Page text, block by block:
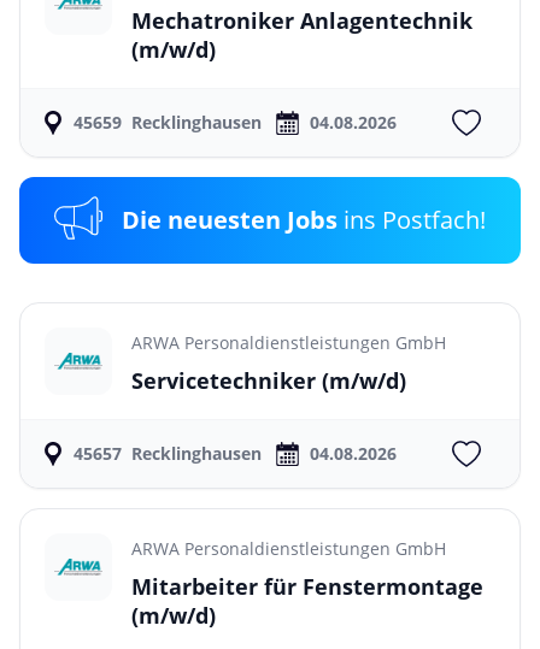
Mechatroniker Anlagentechnik
(m/w/d)
45659 Recklinghausen 04.08.2026
Die neuesten Jobs ins Postfach!
ARWA Personaldienstleistungen GmbH
Servicetechniker (m/w/d)
45657 Recklinghausen 04.08.2026
ARWA Personaldienstleistungen GmbH
Mitarbeiter für Fenstermontage
(m/w/d)